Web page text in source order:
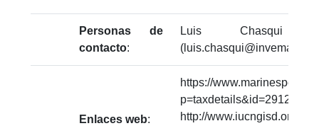
Personas de
contacto:
Luis Chasqui -
Enlaces web:
https://
p=taxdetails&id=291251
http://www.iucngisd.org/